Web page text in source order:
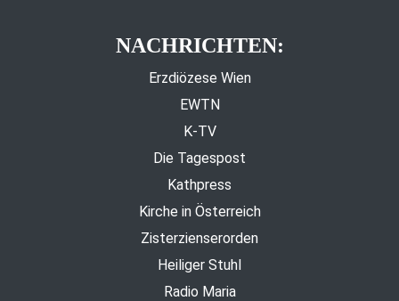
NACHRICHTEN:
Erzdiözese Wien
EWTN
K-TV
Die Tagespost
Kathpress
Kirche in Österreich
Zisterzienserorden
Heiliger Stuhl
Radio Maria